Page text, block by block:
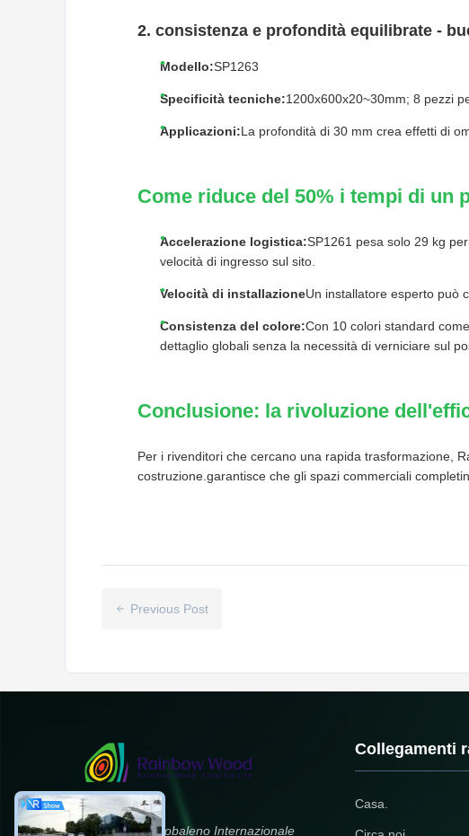
2. consistenza e profondità equilibrate -
Modello:SP1263
Specificità tecniche:1200x600x20~30mm; 8 pezzi
Applicazioni:La profondità di 30 mm crea effetti di
Come riduce del 50% i tempi di un
Accelerazione logistica:SP1261 pesa solo 29 kg
velocità di ingresso sul sito.
Velocità di installazioneUn installatore esperto può
Consistenza del colore:Con 10 colori standard
dettaglio globali senza la necessità di verniciare sul
Conclusione: la rivoluzione
Per i rivenditori che cercano una rapida trasformazione,
costruzione.garantisce che gli spazi commerciali
Previous Post
Zhengzhou Arcobaleno Internazionale
Collegamenti
Casa.